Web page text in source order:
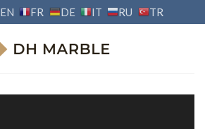
EN FR DE IT RU TR